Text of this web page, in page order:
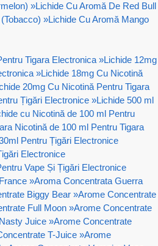
»Lichide Cu Aromă De Red Bull
»Lichide Cu Aromă Mango
Tigara Electronica »Lichide 12mg
»Lichide 18mg Cu Nicotină
20mg Cu Nicotină Pentru Tigara
Țigări Electronice »Lichide 500 ml
cu Nicotină de 100 ml Pentru
Nicotină de 100 ml Pentru Tigara
Pentru Țigări Electronice
Electronice
Vape Și Țigări Electronice
»Aroma Concentrata Guerra
Biggy Bear »Arome Concentrate
Full Moon »Arome Concentrate
Juice »Arome Concentrate
T-Juice »Arome